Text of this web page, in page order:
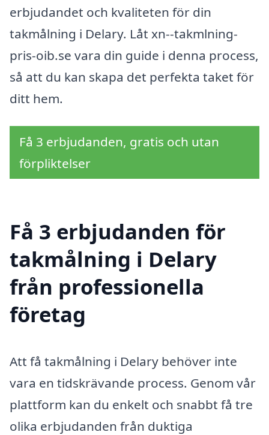
erbjudandet och kvaliteten för din
takmålning i Delary. Låt xn--takmlning-
pris-oib.se vara din guide i denna process,
så att du kan skapa det perfekta taket för
ditt hem.
Få 3 erbjudanden, gratis och utan
förpliktelser
Få 3 erbjudanden för
takmålning i Delary
från professionella
företag
Att få takmålning i Delary behöver inte
vara en tidskrävande process. Genom vår
plattform kan du enkelt och snabbt få tre
olika erbjudanden från duktiga